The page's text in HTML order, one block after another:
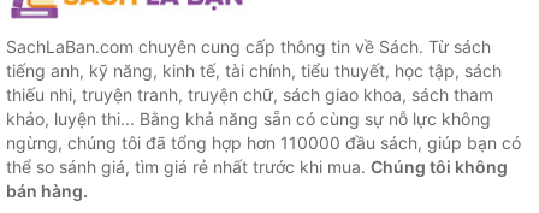
SachLaBan.com chuyên cung cấp thông tin về Sách. Từ sách
tiếng anh, kỹ năng, kinh tế, tài chính, tiểu thuyết, học tập, sách
thiếu nhi, truyện tranh, truyện chữ, sách giao khoa, sách tham
khảo, luyện thi... Bằng khả năng sẵn có cùng sự nỗ lực không
ngừng, chúng tôi đã tổng hợp hơn 110000 đầu sách, giúp bạn có
thể so sánh giá, tìm giá rẻ nhất trước khi mua. Chúng tôi không
bán hàng.